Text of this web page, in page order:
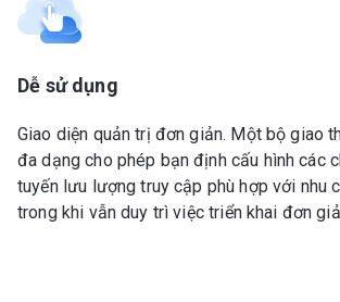
Dễ sử dụng
Giao diện quản trị đơn giản. Một bộ giao
đa dạng cho phép bạn định cấu hình các
tuyến lưu lượng truy cập phù hợp với nhu
trong khi vẫn duy trì việc triển khai đơn